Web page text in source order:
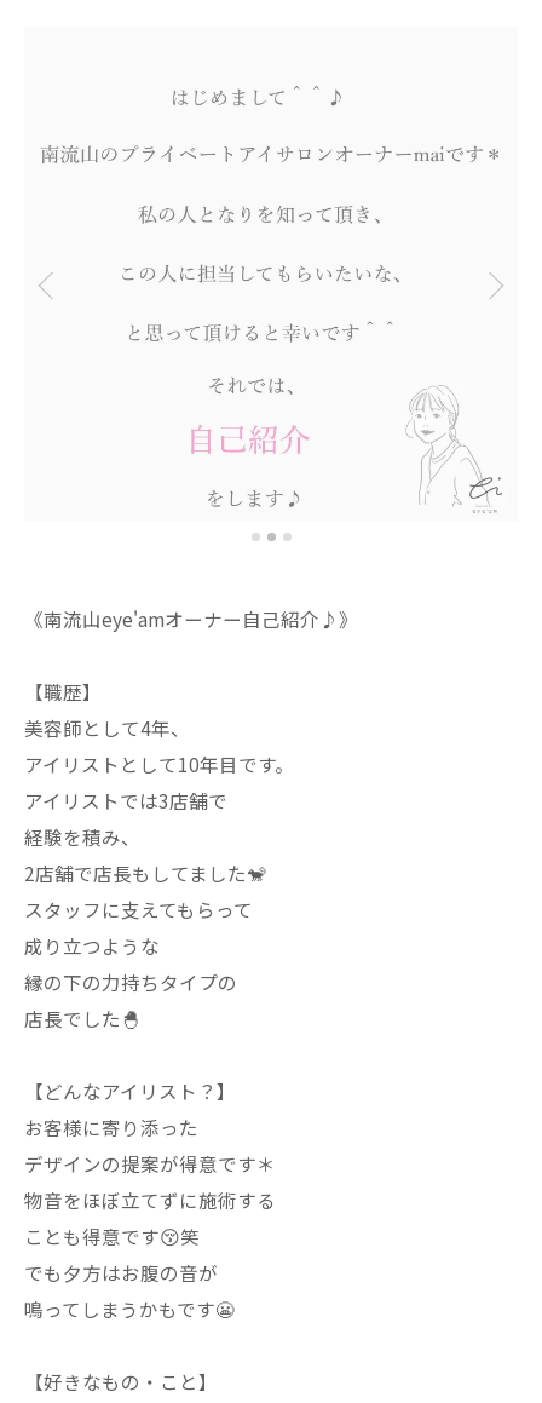
《南流山eye'amオーナー自己紹介♪》
【職歴】
美容師として4年、
アイリストとして10年目です。
アイリストでは3店舗で
経験を積み、
2店舗で店長もしてました🐒
スタッフに支えてもらって
成り立つような
縁の下の力持ちタイプの
店長でした🐣
【どんなアイリスト？】
お客様に寄り添った
デザインの提案が得意です＊
物音をほぼ立てずに施術する
ことも得意です😚笑
でも夕方はお腹の音が
鳴ってしまうかもです😬
【好きなもの・こと】